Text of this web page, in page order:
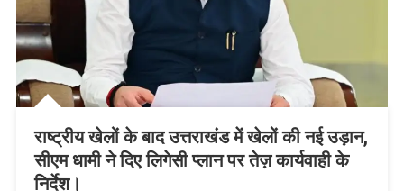
राष्ट्रीय खेलों के बाद उत्तराखंड में खेलों की नई उड़ान,
सीएम धामी ने दिए लिगेसी प्लान पर तेज़ कार्यवाही के
निर्देश।